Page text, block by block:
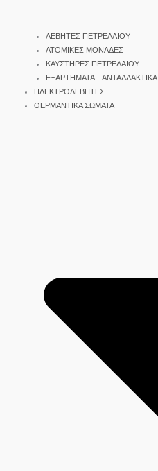
ΛΕΒΗΤΕΣ ΠΕΤΡΕΛΑΙΟΥ
ΑΤΟΜΙΚΕΣ ΜΟΝΑΔΕΣ
ΚΑΥΣΤΗΡΕΣ ΠΕΤΡΕΛΑΙΟΥ
ΕΞΑΡΤΗΜΑΤΑ – ΑΝΤΑΛΛΑΚΤΙΚΑ
ΗΛΕΚΤΡΟΛΕΒΗΤΕΣ
ΘΕΡΜΑΝΤΙΚΑ ΣΩΜΑΤΑ